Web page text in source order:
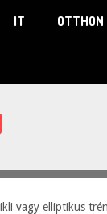
IT OTTHON
vagy elliptikus